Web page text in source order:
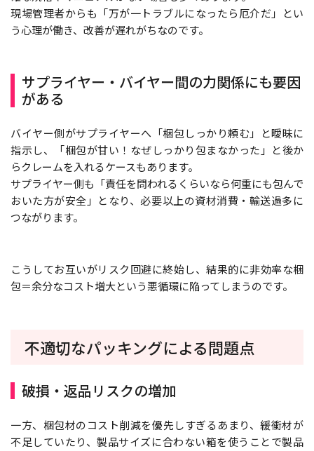
現場管理者からも「万が一トラブルになったら厄介だ」とい
う心理が働き、改善が遅れがちなのです。
サプライヤー・バイヤー間の力関係にも要因
がある
バイヤー側がサプライヤーへ「梱包しっかり頼む」と曖昧に
指示し、「梱包が甘い！なぜしっかり包まなかった」と後か
らクレームを入れるケースもあります。
サプライヤー側も「責任を問われるくらいなら何重にも包んで
おいた方が安全」となり、必要以上の資材消費・輸送過多に
つながります。
こうしてお互いがリスク回避に終始し、結果的に非効率な梱
包＝余分なコスト増大という悪循環に陥ってしまうのです。
不適切なパッキングによる問題点
破損・返品リスクの増加
一方、梱包材のコスト削減を優先しすぎるあまり、緩衝材が
不足していたり、製品サイズに合わない箱を使うことで製品